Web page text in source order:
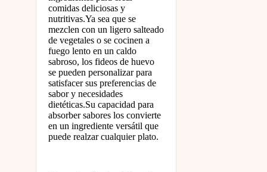
comidas deliciosas y
nutritivas.Ya sea que se
mezclen con un ligero salteado
de vegetales o se cocinen a
fuego lento en un caldo
sabroso, los fideos de huevo
se pueden personalizar para
satisfacer sus preferencias de
sabor y necesidades
dietéticas.Su capacidad para
absorber sabores los convierte
en un ingrediente versátil que
puede realzar cualquier plato.